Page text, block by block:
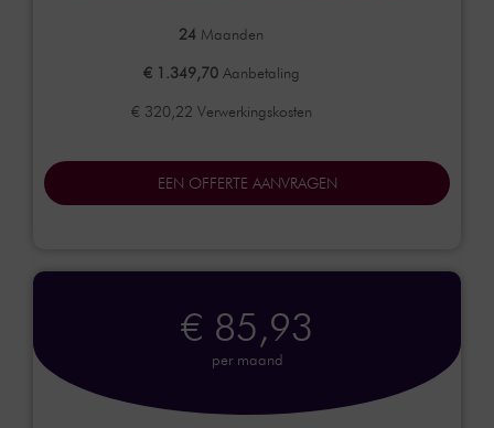
24 Maanden
€ 1.349,70Aanbetaling
€ 320,22 Verwerkingskosten
EEN OFFERTE AANVRAGEN
€ 85,93
per maand